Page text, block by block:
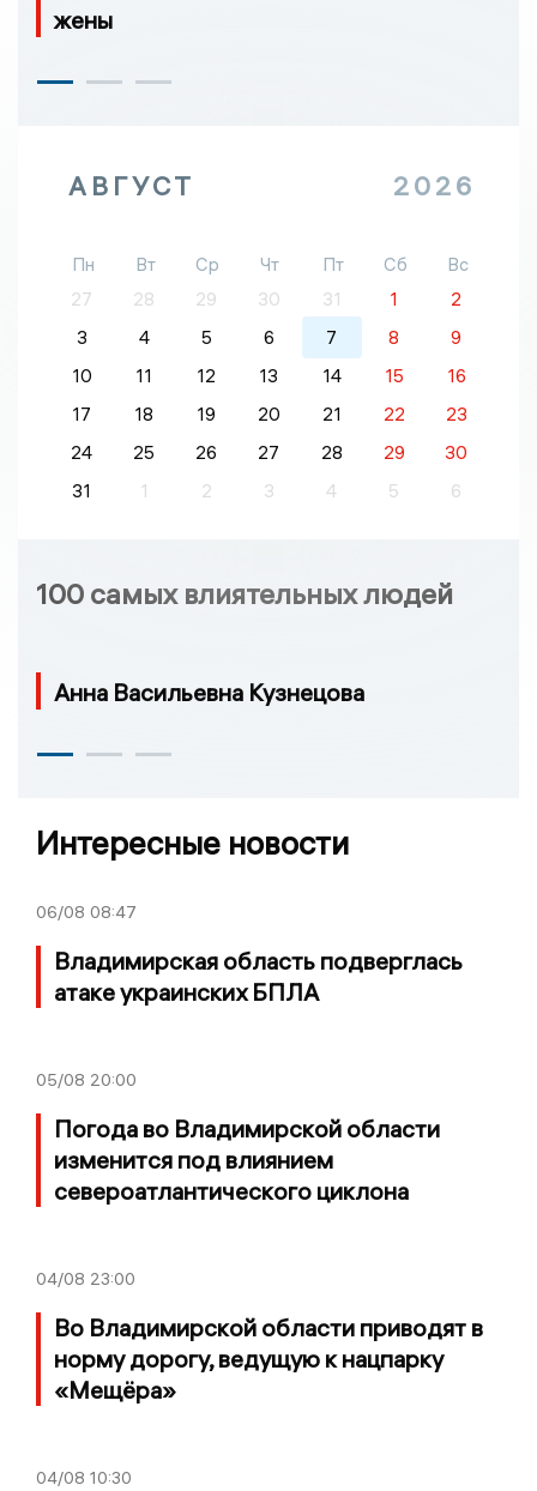
жены
АВГУСТ 2026
Пн Вт Ср Чт Пт Сб
Вс
27
28 29 30 31 1
2
3
4 5 6 7 8
9
10
11 12 13 14 15
16
17
18 19 20 21 22
23
24
25 26 27 28 29
30
31
1 2 3 4 5 6
100 самых влиятельных людей
Анна Васильевна Кузнецова
Интересные новости
06/08 08:47
Владимирская область подверглась
атаке украинских БПЛА
05/08 20:00
Погода во Владимирской области
изменится под влиянием
североатлантического циклона
04/08 23:00
Во Владимирской области приводят в
норму дорогу, ведущую к нацпарку
«Мещёра»
04/08 10:30